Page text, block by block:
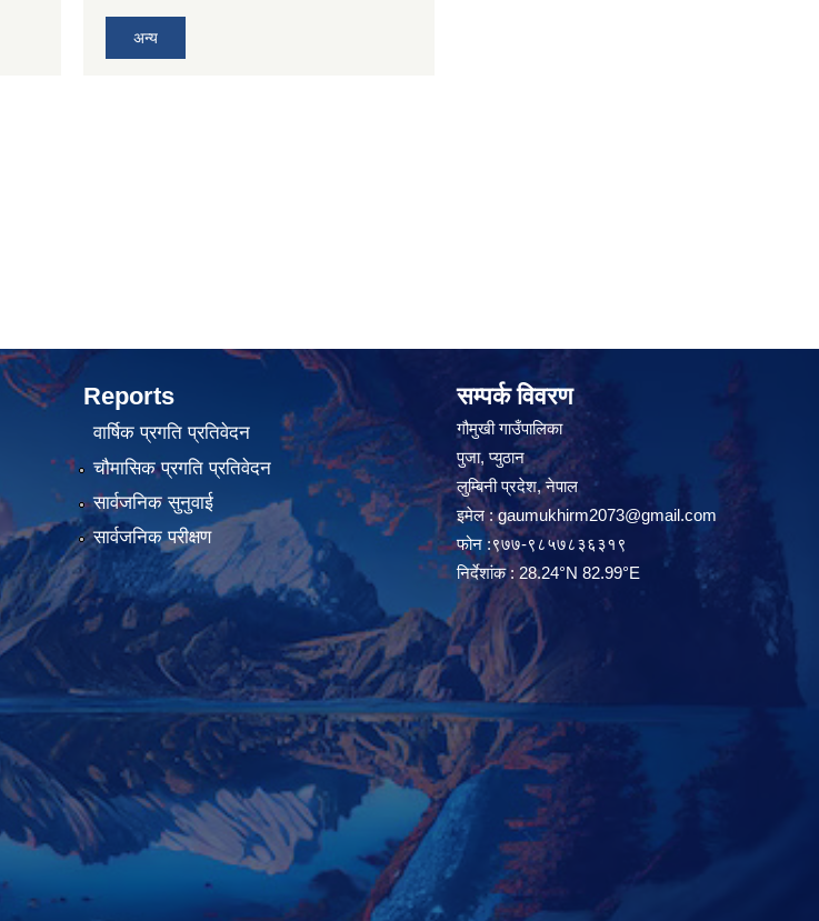
अन्य
Reports
वार्षिक प्रगति प्रतिवेदन
चौमासिक प्रगति प्रतिवेदन
सार्वजनिक सुनुवाई
सार्वजनिक परीक्षण
सम्पर्क विवरण
गौमुखी गाउँपालिका
पुजा, प्युठान
लुम्बिनी प्रदेश, नेपाल
इमेल :gaumukhirm2073@gmail.com
फोन :९७७-९८५७८३६३१९
निर्देशांक : 28.24°N 82.99°E